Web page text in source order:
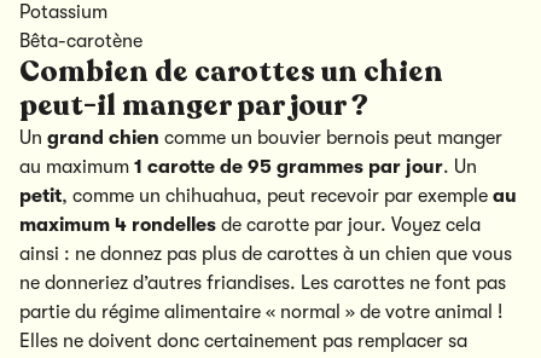
Potassium
Bêta-carotène
Combien de carottes un chien
peut-il manger par jour ?
Un grand chien comme un bouvier bernois peut manger
au maximum 1 carotte de 95 grammes par jour. Un
petit, comme un chihuahua, peut recevoir par exemple au
maximum 4 rondelles de carotte par jour. Voyez cela
ainsi : ne donnez pas plus de carottes à un chien que vous
ne donneriez d’autres friandises. Les carottes ne font pas
partie du régime alimentaire « normal » de votre animal !
Elles ne doivent donc certainement pas remplacer sa